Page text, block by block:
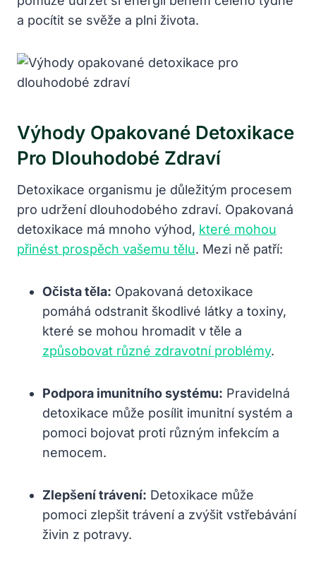
a pocítit se svěže a plni života.
Výhody Opakované Detoxikace
Pro Dlouhodobé Zdraví
Detoxikace organismu je důležitým procesem
pro udržení dlouhodobého zdraví. Opakovaná
detoxikace má mnoho výhod, které mohou
přinést prospěch vašemu tělu. Mezi ně patří:
Očista těla: Opakovaná detoxikace
pomáhá odstranit škodlivé látky a toxiny,
které se mohou hromadit v těle a
způsobovat různé zdravotní problémy.
Podpora imunitního systému: Pravidelná
detoxikace může posílit imunitní systém a
pomoci bojovat proti různým infekcím a
nemocem.
Zlepšení trávení: Detoxikace může
pomoci zlepšit trávení a zvýšit vstřebávání
živin z potravy.